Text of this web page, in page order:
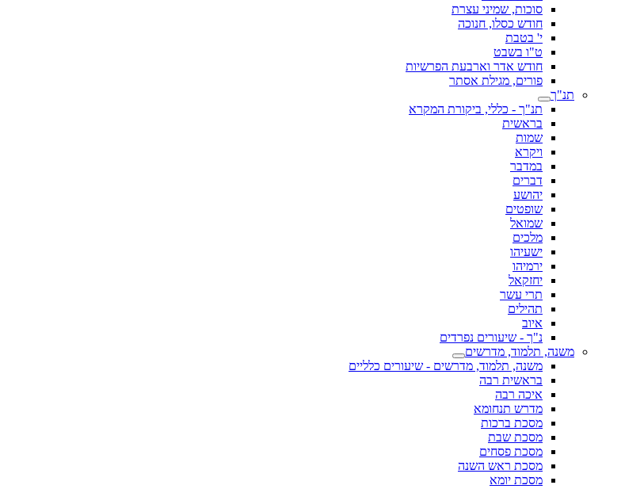
סוכות, שמיני עצרת
חודש כסלו, חנוכה
י' בטבת
ט"ו בשבט
חודש אדר וארבעת הפרשיות
פורים, מגילת אסתר
תנ"ך
תנ"ך - כללי, ביקורת המקרא
בראשית
שמות
ויקרא
במדבר
דברים
יהושע
שופטים
שמואל
מלכים
ישעיהו
ירמיהו
יחזקאל
תרי עשר
תהילים
איוב
נ"ך - שיעורים נפרדים
משנה, תלמוד, מדרשים
משנה, תלמוד, מדרשים - שיעורים כלליים
בראשית רבה
איכה רבה
מדרש תנחומא
מסכת ברכות
מסכת שבת
מסכת פסחים
מסכת ראש השנה
מסכת יומא